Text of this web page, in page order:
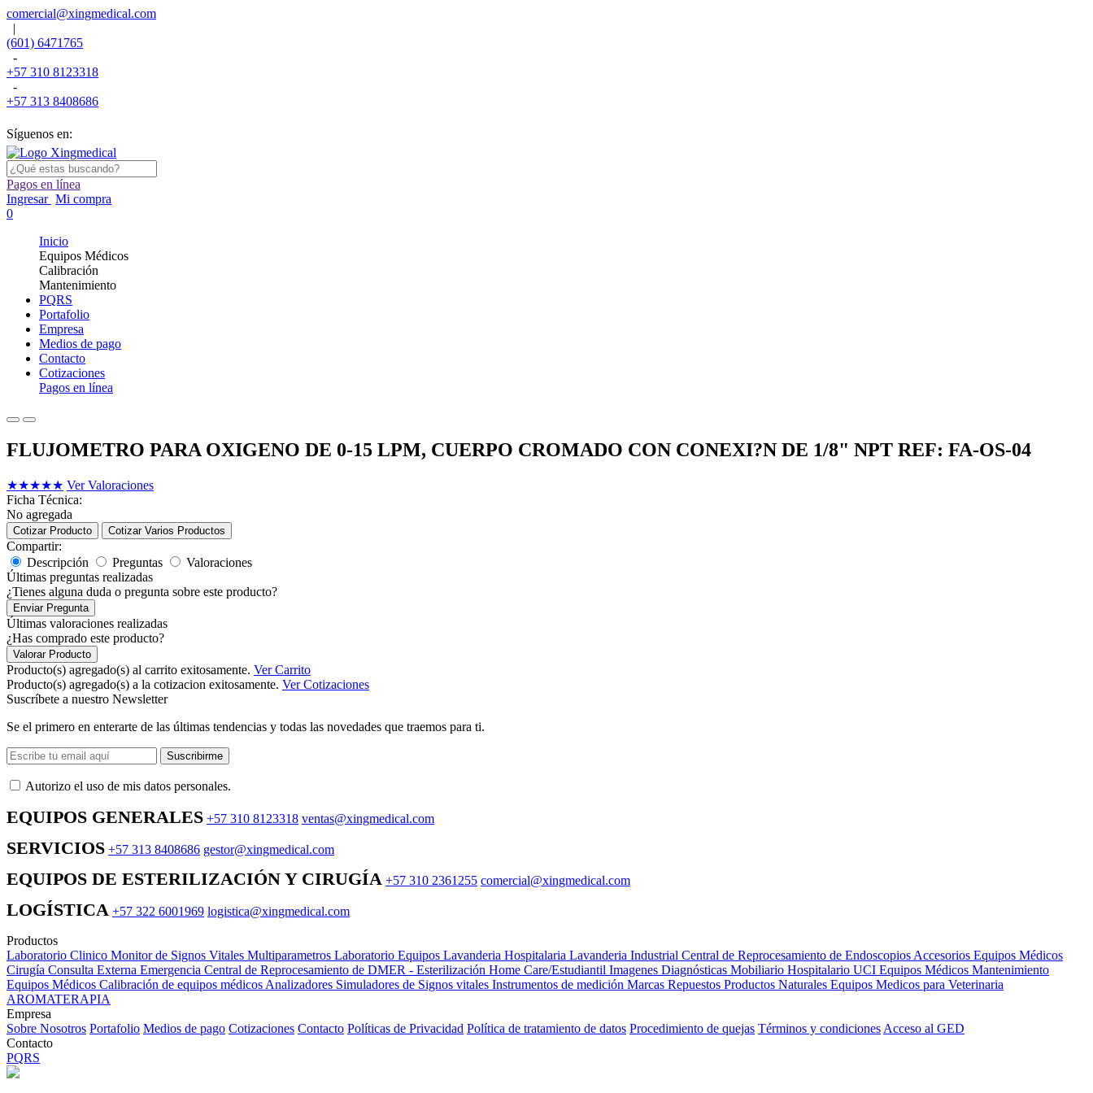
comercial@xingmedical.com
|
(601) 6471765
-
+57 310 8123318
-
+57 313 8408686
Síguenos en:
Pagos en línea
Ingresar Mi compra
0
Inicio
Equipos Médicos
Calibración
Mantenimiento
PQRS
Portafolio
Empresa
Medios de pago
Contacto
Cotizaciones
Pagos en línea
FLUJOMETRO PARA OXIGENO DE 0-15 LPM, CUERPO CROMADO CON CONEXI?N DE 1/8" NPT REF: FA-OS-04
★★★★★ Ver Valoraciones
Ficha Técnica:
No agregada
Cotizar Producto Cotizar Varios Productos
Compartir:
Descripción
Preguntas
Valoraciones
Últimas preguntas realizadas
¿Tienes alguna duda o pregunta sobre este producto?
Enviar Pregunta
Últimas valoraciones realizadas
¿Has comprado este producto?
Valorar Producto
Producto(s) agregado(s) al carrito exitosamente. Ver Carrito
Producto(s) agregado(s) a la cotizacion exitosamente. Ver Cotizaciones
Suscríbete a nuestro Newsletter
Se el primero en enterarte de las últimas tendencias y todas las novedades que traemos para ti.
Suscribirme
Autorizo ​​el uso de mis datos personales.
EQUIPOS GENERALES +57 310 8123318 ventas@xingmedical.com
SERVICIOS +57 313 8408686 gestor@xingmedical.com
EQUIPOS DE ESTERILIZACIÓN Y CIRUGÍA +57 310 2361255 comercial@xingmedical.com
LOGÍSTICA +57 322 6001969 logistica@xingmedical.com
Productos
Laboratorio Clinico Monitor de Signos Vitales Multiparametros Laboratorio Equipos Lavanderia Hospitalaria Lavanderia Industrial Central de Reprocesamiento de Endoscopios Accesorios Equipos Médicos
Cirugía Consulta Externa Emergencia Central de Reprocesamiento de DMER - Esterilización Home Care/Estudiantil Imagenes Diagnósticas Mobiliario Hospitalario UCI Equipos Médicos Mantenimiento
Equipos Médicos Calibración de equipos médicos Analizadores Simuladores de Signos vitales Instrumentos de medición Marcas Repuestos Productos Naturales Equipos Medicos para Veterinaria
AROMATERAPIA
Empresa
Sobre Nosotros Portafolio Medios de pago Cotizaciones Contacto Políticas de Privacidad Política de tratamiento de datos Procedimiento de quejas Términos y condiciones Acceso al GED
Contacto
PQRS